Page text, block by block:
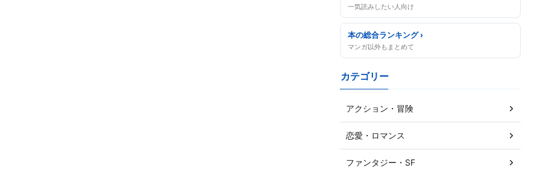
一気読みしたい人向け
本の総合ランキング ›
マンガ以外もまとめて
カテゴリー
アクション・冒険
恋愛・ロマンス
ファンタジー・SF